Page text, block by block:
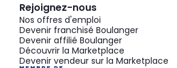
Rejoignez-nous
Nos offres d'emploi
Devenir franchisé Boulanger
Devenir affilié Boulanger
Découvrir la Marketplace
Devenir vendeur sur la Marketplace